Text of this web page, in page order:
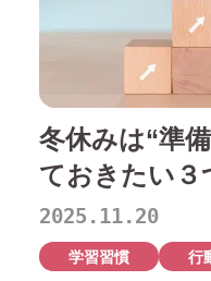
冬休みは“準
ておきたい３
2025.11.20
学習習慣 行